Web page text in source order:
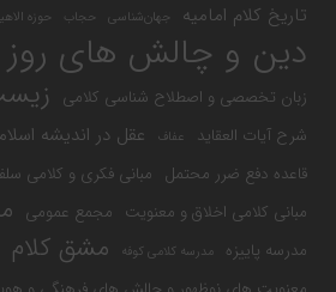
تاریخ کلام امامیه جهان‌شناسی حجاب حوزه
دین و چالش های روز
زبان تخصصی و اصطلاح شناسی کلامی
شرح آیات العقاید عفاف عقل در اندیشه
قاعده دفع ضرر محتمل مبانی فکری و کلامی
مبانی کلامی اخلاق و معنویت مجمع عمومی
مدرسه پاییزه مدرسه کلامی کوفه مشق کلام